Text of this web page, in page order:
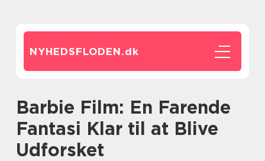
NYHEDSFLODEN.dk
Barbie Film: En Farende
Fantasi Klar til at Blive
Udforsket